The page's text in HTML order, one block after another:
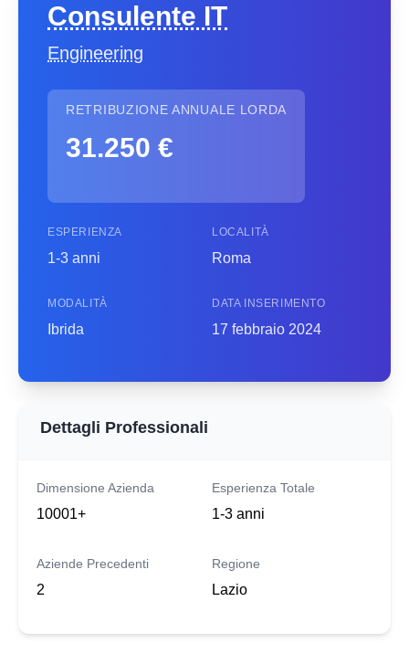
Consulente IT
Engineering
RETRIBUZIONE ANNUALE LORDA
31.250 €
ESPERIENZA
1-3 anni
LOCALITÀ
Roma
MODALITÀ
Ibrida
DATA INSERIMENTO
17 febbraio 2024
Dettagli Professionali
Dimensione Azienda
10001+
Esperienza Totale
1-3 anni
Aziende Precedenti
2
Regione
Lazio